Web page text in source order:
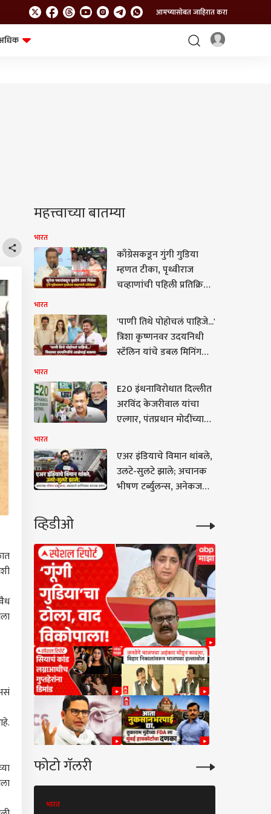
आमच्यासोबत जाहिरात करा
महत्त्वाच्या बातम्या
भारत
काँग्रेसकडून गुंगी गुडिया
म्हणत टीका, पृथ्वीराज
चव्हाणांची पहिली प्रतिक्रिया;
पवारांकडून कृतीतून उत्तर
मिळेल
भारत
'पाणी तिथे पोहोचलं पाहिजे...'
त्रिशा कृष्णनवर उदयनिधी
स्टॅलिन यांचे डबल मिनिंग
आदेश
भारत
E20 इंधनाविरोधात दिल्लीत
अरविंद केजरीवाल यांचा
एल्गार, पंतप्रधान मोदींच्या
मोर्चा; अमेरिकेच्या
दबावाखाली देशावर निर्णय
थोपवल्याचा आरोप
भारत
एअर इंडियाचे विमान थांबले,
उलटे-सुलटे झाले; अचानक
भीषण टर्ब्युलन्स, अनेकजण
व्हिडीओ
फोटो गॅलरी
भारत